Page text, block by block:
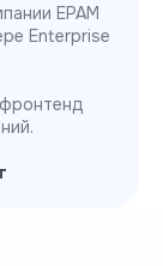
EPAM
Enterprise